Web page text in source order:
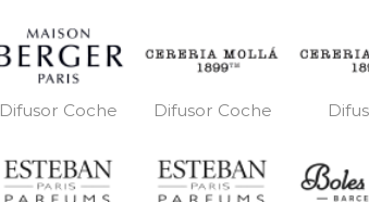
Difusor Coche Difusor Coche